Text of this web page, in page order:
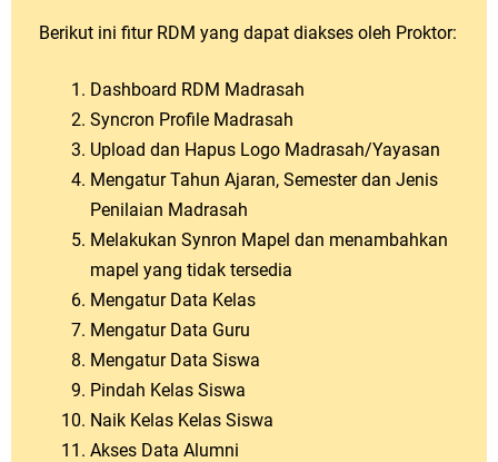
Berikut ini fitur RDM yang dapat diakses oleh Proktor:
Dashboard RDM Madrasah
Syncron Profile Madrasah
Upload dan Hapus Logo Madrasah/Yayasan
Mengatur Tahun Ajaran, Semester dan Jenis
Penilaian Madrasah
Melakukan Synron Mapel dan menambahkan
mapel yang tidak tersedia
Mengatur Data Kelas
Mengatur Data Guru
Mengatur Data Siswa
Pindah Kelas Siswa
Naik Kelas Kelas Siswa
Akses Data Alumni